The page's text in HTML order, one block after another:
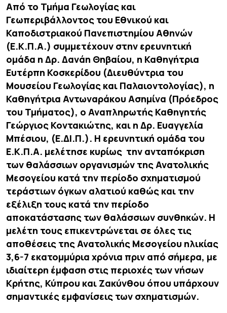
Από το Τμήμα Γεωλογίας και
Γεωπεριβάλλοντος του Εθνικού και
Καποδιστριακού Πανεπιστημίου Αθηνών
(Ε.Κ.Π.Α.) συμμετέχουν στην ερευνητική
ομάδα η Δρ. Δανάη Θηβαίου, η Καθηγήτρια
Ευτέρπη Κοσκερίδου (Διευθύντρια του
Μουσείου Γεωλογίας και Παλαιοντολογίας), η
Καθηγήτρια Αντωναράκου Ασημίνα (Πρόεδρος
του Τμήματος), ο Αναπληρωτής Καθηγητής
Γεώργιος Κοντακιώτης, και η Δρ. Ευαγγελία
Μπέσιου, (Ε.ΔΙ.Π.). Η ερευνητική ομάδα του
Ε.Κ.Π.Α. μελέτησε κυρίως την ανταπόκριση
των θαλάσσιων οργανισμών της Ανατολικής
Μεσογείου κατά την περίοδο σχηματισμού
τεράστιων όγκων αλατιού καθώς και την
εξέλιξη τους κατά την περίοδο
αποκατάστασης των θαλάσσιων συνθηκών. Η
μελέτη τους επικεντρώνεται σε όλες τις
αποθέσεις της Ανατολικής Μεσογείου ηλικίας
3,6-7 εκατομμύρια χρόνια πριν από σήμερα, με
ιδιαίτερη έμφαση στις περιοχές των νήσων
Κρήτης, Κύπρου και Ζακύνθου όπου υπάρχουν
σημαντικές εμφανίσεις των σχηματισμών.